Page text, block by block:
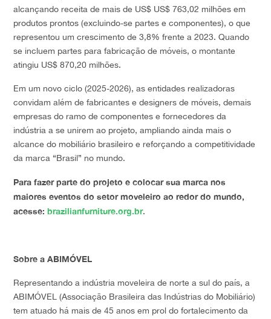
alcançando receita de mais de US$ US$ 763,02 milhões em
produtos prontos (excluindo-se partes e componentes), o que
representou um crescimento de 3,8% frente a 2023. Quando
se incluem partes para fabricação de móveis, o montante
atingiu US$ 870,20 milhões.
Em um novo ciclo (2025-2026), as entidades realizadoras
convidam além de fabricantes e designers de móveis, demais
empresas do ramo de componentes e fornecedores da
indústria a se unirem ao projeto, ampliando ainda mais o
alcance do mobiliário brasileiro e reforçando a competitividade
da marca “Brasil” no mundo.
Para fazer parte do projeto e colocar sua marca nos
maiores eventos do setor moveleiro ao redor do mundo,
acesse: brazilianfurniture.org.br.
Sobre a ABIMÓVEL
Representando a indústria moveleira de norte a sul do país, a
ABIMÓVEL (Associação Brasileira das Indústrias do Mobiliário)
tem atuado há mais de 45 anos em prol do fortalecimento da